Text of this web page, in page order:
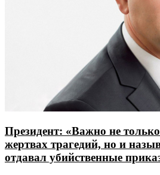
Президент: «Важно не
жертвах трагедий, но и
отдавал убийственные